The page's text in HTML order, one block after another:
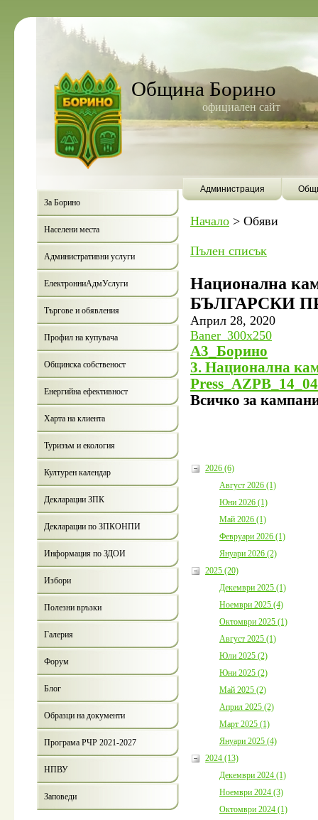
Община Борино
официален сайт
Администрация
За Борино
Населени места
Административни услуги
ЕлектронниАдмУслуги
Търгове и обявления
Профил на купувача
Общинска собственост
Енергийна ефективност
Харта на клиента
Туризъм и екология
Културен календар
Декларации ЗПК
Декларации по ЗПКОНПИ
Информация по ЗДОИ
Избори
Полезни връзки
Галерия
Форум
Блог
Образци на документи
Програма РЧР 2021-2027
НПВУ
Заповеди
Начало > Обяви
Пълен списък
Национална
БЪЛГАРСКИ
Април 28, 2020
Baner_300x250
А3_Борино
3. Национална
Всичко за
2026 (6)
Август 2026 (1)
Юни 2026 (1)
Май 2026 (1)
Февруари 2026 (1)
Януари 2026 (2)
2025 (20)
Декември 2025 (1)
Ноември 2025 (4)
Октомври 2025 (1)
Август 2025 (1)
Юли 2025 (2)
Юни 2025 (2)
Май 2025 (2)
Април 2025 (2)
Март 2025 (1)
Януари 2025 (4)
2024 (13)
Декември 2024 (1)
Ноември 2024 (3)
Октомври 2024 (1)